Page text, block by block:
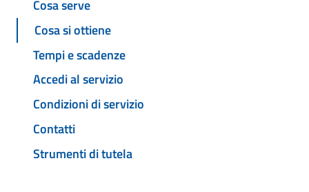
Cosa serve
Cosa si ottiene
Tempi e scadenze
Accedi al servizio
Condizioni di servizio
Contatti
Strumenti di tutela